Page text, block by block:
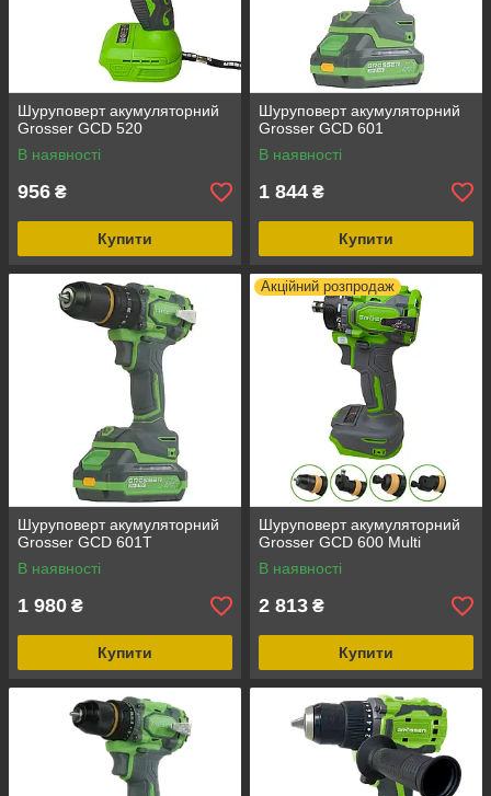
Шуруповерт акумуляторний
Grosser GCD 520
В наявності
956 ₴
Купити
Шуруповерт акумуляторний
Grosser GCD 601
В наявності
1 844 ₴
Купити
Шуруповерт акумуляторний
Grosser GCD 601Т
В наявності
1 980 ₴
Купити
Акційний розпродаж
Шуруповерт акумуляторний
Grosser GCD 600 Multi
В наявності
2 813 ₴
Купити